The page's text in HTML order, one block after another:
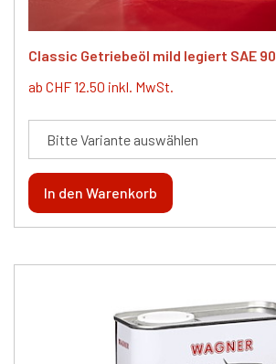
Classic Getriebeöl mild legiert SAE 90
ab CHF 12.50 inkl. MwSt.